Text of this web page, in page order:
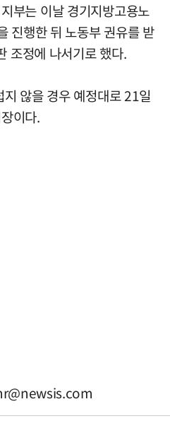
부는 이날 경기지방고용노
진행한 뒤 노동부 권유를 받
조정에 나서기로 했다.
않을 경우 예정대로 21일
이다.